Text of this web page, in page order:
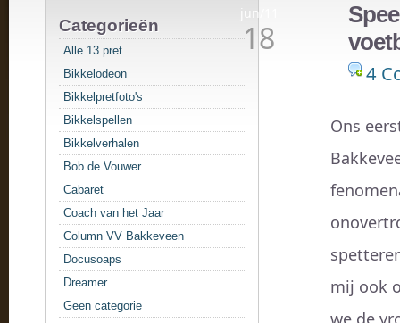
Categorieën
Alle 13 pret
Bikkelodeon
Bikkelpretfoto's
Bikkelspellen
Bikkelverhalen
Bob de Vouwer
Cabaret
Coach van het Jaar
Column VV Bakkeveen
Docusoaps
Dreamer
Geen categorie
jun/11
18
4
Ons
mij ook
we de